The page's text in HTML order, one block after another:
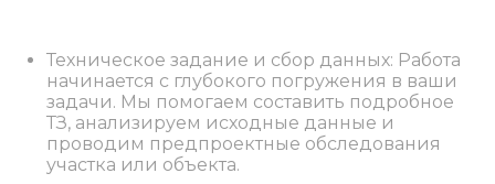
Техническое задание и сбор данных: Работа
начинается с глубокого погружения в ваши
задачи. Мы помогаем составить подробное
ТЗ, анализируем исходные данные и
проводим предпроектные обследования
участка или объекта.